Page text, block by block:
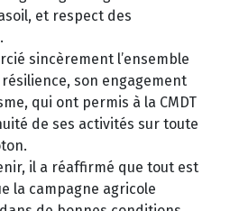
et respect des
sincèrement l’ensemble
son engagement
qui ont permis à la CMDT
de ses activités sur toute
il a réaffirmé que tout est
la campagne agricole